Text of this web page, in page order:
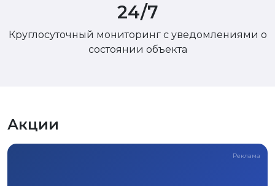
24/7
Круглосуточный мониторинг с уведомлениями о
состоянии объекта
Акции
Реклама